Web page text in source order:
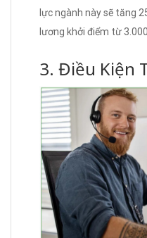
lực ngành này sẽ tăng
lương khởi điểm từ
3. Điều Kiện